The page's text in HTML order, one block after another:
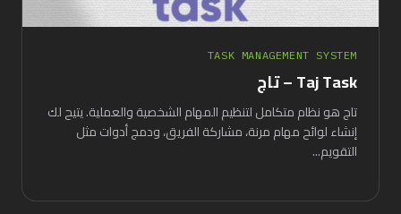
TASK MANAGEMENT SYSTEM
Taj Task – تاج
تاج هو نظام متكامل لتنظيم المهام الشخصية والعملية. يتيح لك
إنشاء لوائح مهام مرنة، مشاركة الفريق، ودمج أدوات مثل
التقويم...